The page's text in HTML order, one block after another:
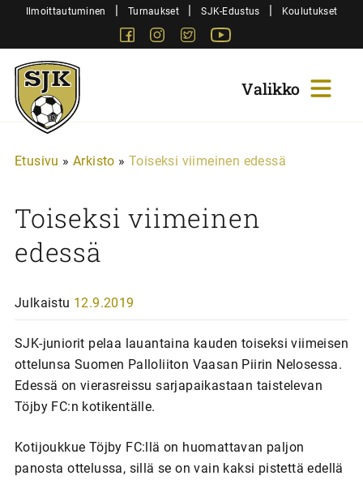
SiirryIlmoittautuminen | Turnaukset | SJK-Edustus | Koulutukset
FacebookInstagram
Twitter
Sjk-
Juniorit
Etusivu » Arkisto » Toiseksi viimeinen edessä
Toiseksi viimeinen
edessä
Julkaistu 12.9.2019
SJK-juniorit pelaa lauantaina kauden toiseksi viimeisen
ottelunsa Suomen Palloliiton Vaasan Piirin Nelosessa.
Edessä on vierasreissu sarjapaikastaan taistelevan
Töjby FC:n kotikentälle.
Kotijoukkue Töjby FC:llä on huomattavan paljon
panosta ottelussa, sillä se on vain kaksi pistettä edellä